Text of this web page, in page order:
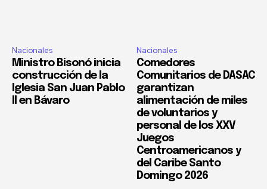
Nacionales
Ministro Bisonó inicia
construcción de la
Iglesia San Juan Pablo
II en Bávaro
Nacionales
Comedores
Comunitarios de DASAC
garantizan
alimentación de miles
de voluntarios y
personal de los XXV
Juegos
Centroamericanos y
del Caribe Santo
Domingo 2026